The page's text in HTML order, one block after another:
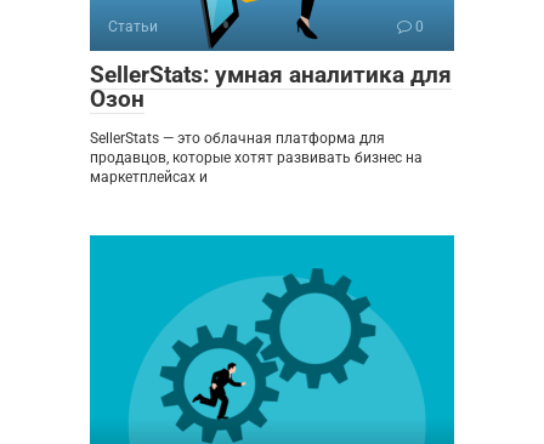
Статьи 0
SellerStats: умная аналитика для
Озон
SellerStats — это облачная платформа для
продавцов, которые хотят развивать бизнес на
маркетплейсах и